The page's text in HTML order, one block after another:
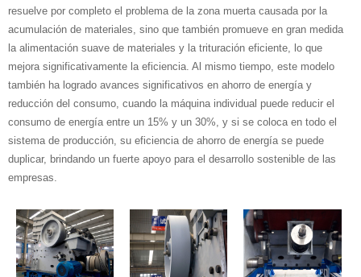
resuelve por completo el problema de la zona muerta causada por la
acumulación de materiales, sino que también promueve en gran medida
la alimentación suave de materiales y la trituración eficiente, lo que
mejora significativamente la eficiencia. Al mismo tiempo, este modelo
también ha logrado avances significativos en ahorro de energía y
reducción del consumo, cuando la máquina individual puede reducir el
consumo de energía entre un 15% y un 30%, y si se coloca en todo el
sistema de producción, su eficiencia de ahorro de energía se puede
duplicar, brindando un fuerte apoyo para el desarrollo sostenible de las
empresas.